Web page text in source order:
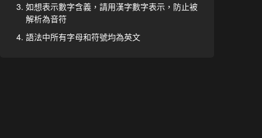
如想表示數字含義，請用漢字數字表示，防止被
解析為音符
語法中所有字母和符號均為英文